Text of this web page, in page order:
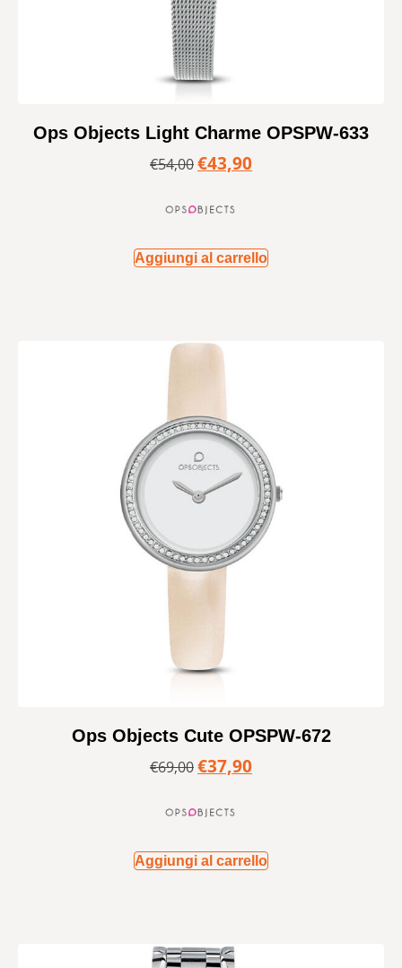
Ops Objects Light Charme OPSPW-633
€54,00€43,90
Aggiungi al carrello
Ops Objects Cute OPSPW-672
€69,00€37,90
Aggiungi al carrello